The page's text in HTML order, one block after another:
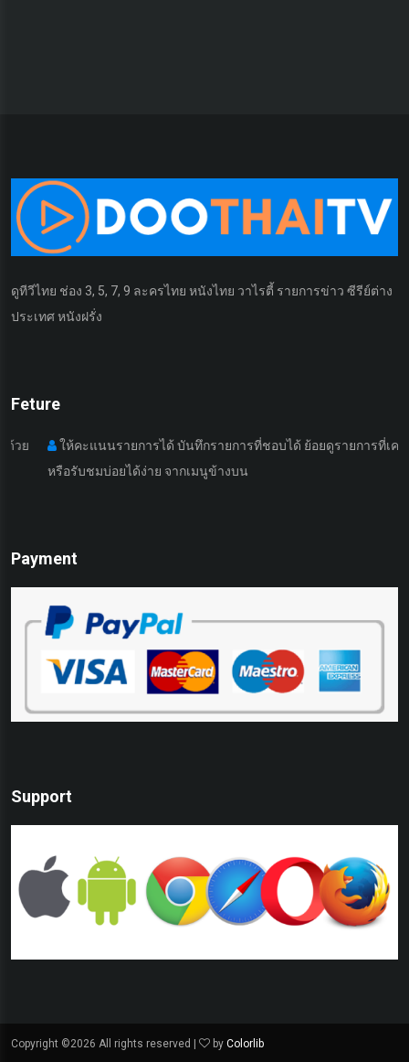
ดูทีวีไทย ช่อง 3, 5, 7, 9 ละครไทย หนังไทย วาไรตี้ รายการข่าว ซีรีย์ต่าง
ประเทศ หนังฝรั่ง
Feture
ให้คะแนนรายการได้ บันทึกรายการที่ชอบได้ ย้อยดูรายการที่เคยดูมา
หรือรับชมบ่อยได้ง่าย จากเมนูข้างบน
Payment
Support
Copyright ©2026 All rights reserved | by Colorlib